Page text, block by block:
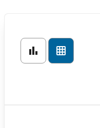
bar_chart grid_on